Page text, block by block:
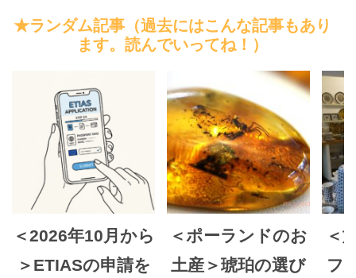
★ランダム記事（過去にはこんな記事もあり
ます。読んでいってね！）
＜2026年10月から
＞ETIASの申請を
＜ポーランドのお
土産＞琥珀の選び
＜
フ